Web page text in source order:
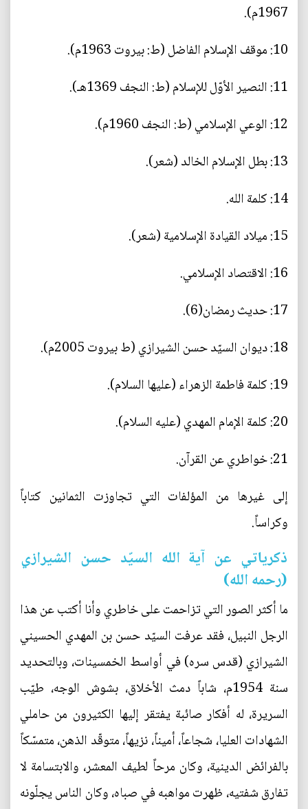
1967م).
10: موقف الإسلام الفاضل (ط: بيروت 1963م).
11: النصير الأوّل للإسلام (ط: النجف 1369هـ).
12: الوعي الإسلامي (ط: النجف 1960م).
13: بطل الإسلام الخالد (شعر).
14: كلمة الله.
15: ميلاد القيادة الإسلامية (شعر).
16: الاقتصاد الإسلامي.
17: حديث رمضان(6).
18: ديوان السيّد حسن الشيرازي (ط بيروت 2005م).
19: كلمة فاطمة الزهراء (عليها السلام).
20: كلمة الإمام المهدي (عليه السلام).
21: خواطري عن القرآن.
إلى غيرها من المؤلفات التي تجاوزت الثمانين كتاباً
وكراساً.
ذكرياتي عن آية الله السيّد حسن الشيرازي
(رحمه الله)
ما أكثر الصور التي تزاحمت على خاطري وأنا أكتب عن هذا
الرجل النبيل، فقد عرفت السيّد حسن بن المهدي الحسيني
الشيرازي (قدس سره) في أواسط الخمسينات، وبالتحديد
سنة 1954م، شاباً دمث الأخلاق، بشوش الوجه، طيّب
السريرة، له أفكار صائبة يفتقر إليها الكثيرون من حاملي
الشهادات العليا، شجاعاً، أميناً، نزيهاً، متوقّد الذهن، متمسّكاً
بالفرائض الدينية، وكان مرحاً لطيف المعشر، والابتسامة لا
تفارق شفتيه، ظهرت مواهبه في صباه، وكان الناس يجلّونه